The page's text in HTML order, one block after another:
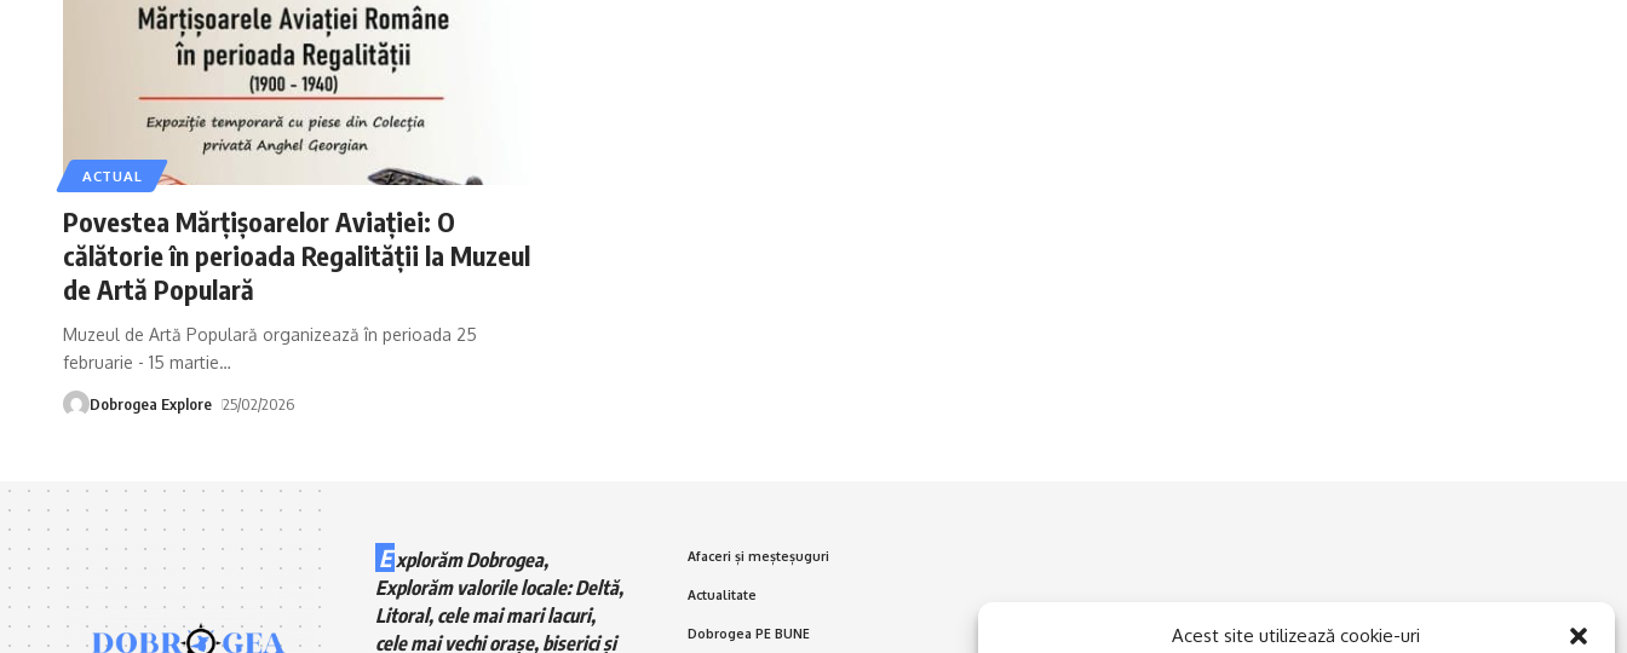
Acest site utilizează cookie-uri
ACTUAL
Povestea Mărțișoarelor Aviației: O
călătorie în perioada Regalității la Muzeul
de Artă Populară
Muzeul de Artă Populară organizează în perioada 25
februarie - 15 martie…
Dobrogea Explore 25/02/2026
E xplorăm Dobrogea,
Explorăm valorile locale: Deltă,
Litoral, cele mai mari lacuri,
cele mai vechi orașe, biserici și
Afaceri și meșteșuguri
Actualitate
Dobrogea PE BUNE